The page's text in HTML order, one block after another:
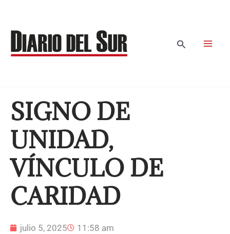
contenido
Buscar
SIGNO DE
UNIDAD,
VÍNCULO DE
CARIDAD
julio 5, 2025 11:58 am